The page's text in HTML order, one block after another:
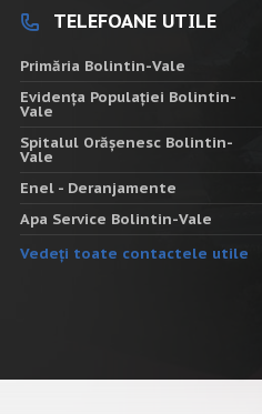
TELEFOANE UTILE
Primăria Bolintin-Vale
Evidența Populației Bolintin-
Vale
Spitalul Orășenesc Bolintin-
Vale
Enel - Deranjamente
Apa Service Bolintin-Vale
Vedeți toate contactele utile